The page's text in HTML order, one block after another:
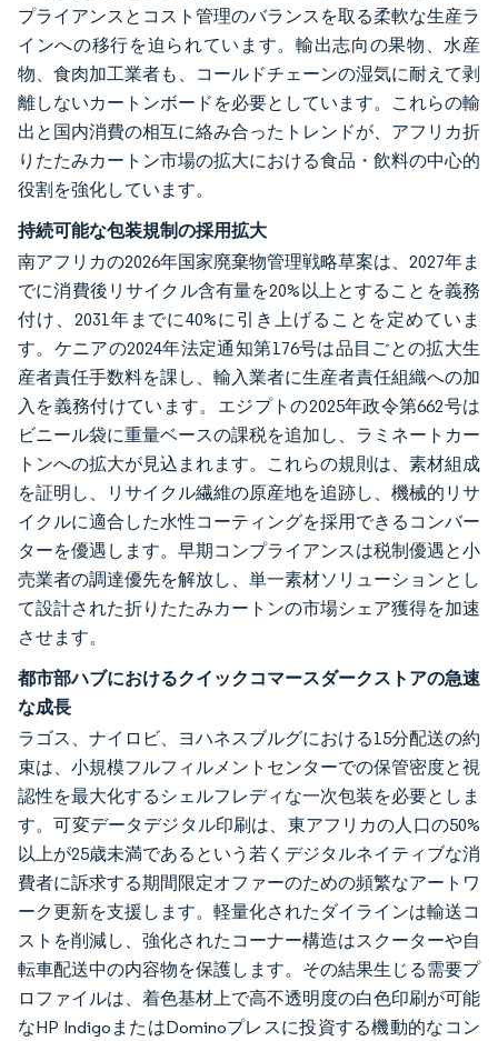
プライアンスとコスト管理のバランスを取る柔軟な生産ラ
インへの移行を迫られています。輸出志向の果物、水産
物、食肉加工業者も、コールドチェーンの湿気に耐えて剥
離しないカートンボードを必要としています。これらの輸
出と国内消費の相互に絡み合ったトレンドが、アフリカ折
りたたみカートン市場の拡大における食品・飲料の中心的
役割を強化しています。
持続可能な包装規制の採用拡大
南アフリカの2026年国家廃棄物管理戦略草案は、2027年ま
でに消費後リサイクル含有量を20%以上とすることを義務
付け、2031年までに40%に引き上げることを定めていま
す。ケニアの2024年法定通知第176号は品目ごとの拡大生
産者責任手数料を課し、輸入業者に生産者責任組織への加
入を義務付けています。エジプトの2025年政令第662号は
ビニール袋に重量ベースの課税を追加し、ラミネートカー
トンへの拡大が見込まれます。これらの規則は、素材組成
を証明し、リサイクル繊維の原産地を追跡し、機械的リサ
イクルに適合した水性コーティングを採用できるコンバー
ターを優遇します。早期コンプライアンスは税制優遇と小
売業者の調達優先を解放し、単一素材ソリューションとし
て設計された折りたたみカートンの市場シェア獲得を加速
させます。
都市部ハブにおけるクイックコマースダークストアの急速
な成長
ラゴス、ナイロビ、ヨハネスブルグにおける15分配送の約
束は、小規模フルフィルメントセンターでの保管密度と視
認性を最大化するシェルフレディな一次包装を必要としま
す。可変データデジタル印刷は、東アフリカの人口の50%
以上が25歳未満であるという若くデジタルネイティブな消
費者に訴求する期間限定オファーのための頻繁なアートワ
ーク更新を支援します。軽量化されたダイラインは輸送コ
ストを削減し、強化されたコーナー構造はスクーターや自
転車配送中の内容物を保護します。その結果生じる需要プ
ロファイルは、着色基材上で高不透明度の白色印刷が可能
なHP IndigoまたはDominoプレスに投資する機動的なコン